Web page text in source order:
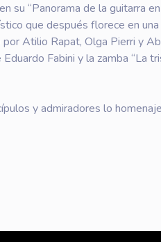
su “Panorama de la guitarra
que después florece en
Atilio Rapat, Olga Pierri y
Fabini y la zamba “La
y admiradores lo